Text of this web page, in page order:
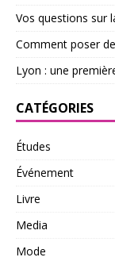
Vos questions sur
Comment poser
Lyon : une
CATÉGORIES
Études
Événement
Livre
Media
Mode